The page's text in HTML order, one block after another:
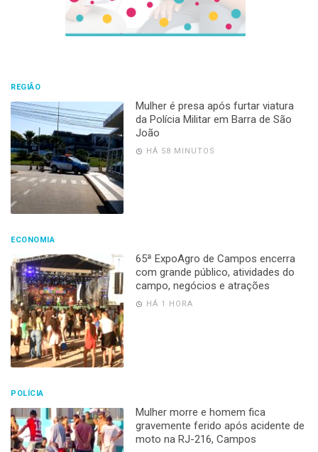
REGIÃO
Mulher é presa após furtar viatura
da Polícia Militar em Barra de São
João
HÁ 58 MINUTOS
ECONOMIA
65ª ExpoAgro de Campos encerra
com grande público, atividades do
campo, negócios e atrações
HÁ 1 HORA
POLÍCIA
Mulher morre e homem fica
gravemente ferido após acidente de
moto na RJ-216, Campos